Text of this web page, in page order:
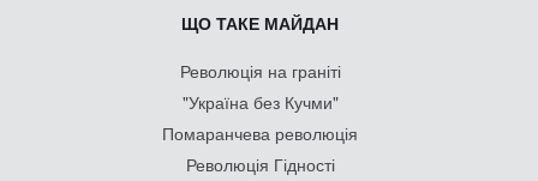
ЩО ТАКЕ МАЙДАН
Революція на граніті
"Україна без Кучми"
Помаранчева революція
Революція Гідності